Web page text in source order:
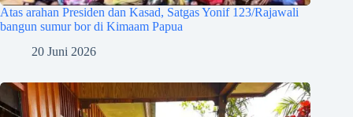
Atas arahan Presiden dan Kasad, Satgas Yonif 123/Rajawali
bangun sumur bor di Kimaam Papua
20 Juni 2026